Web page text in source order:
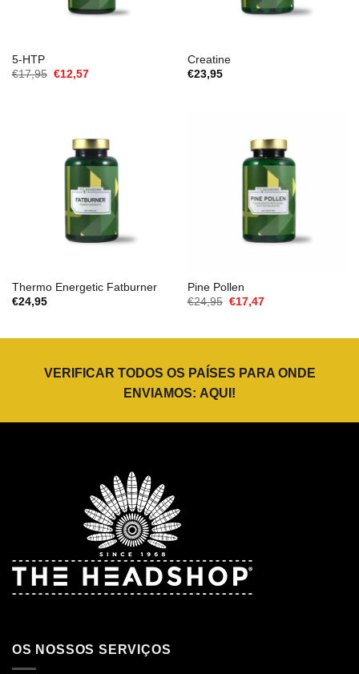
5-HTP
€17,95 O
€12,57O
Creatine
€23,95
Thermo Energetic Fatburner
€24,95
Pine Pollen
€24,95 O
€17,47O
VERIFICAR TODOS OS PAÍSES PARA ONDE
ENVIAMOS: AQUI !
OS NOSSOS SERVIÇOS